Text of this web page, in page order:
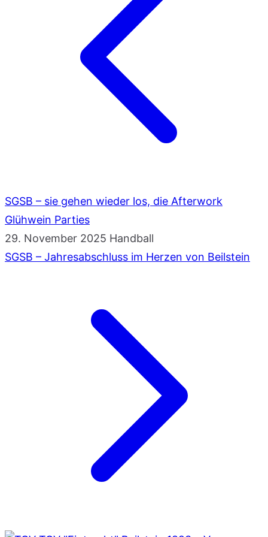
SGSB – sie gehen wieder los, die Afterwork
Glühwein Parties
29. November 2025 Handball
SGSB – Jahresabschluss im Herzen von Beilstein